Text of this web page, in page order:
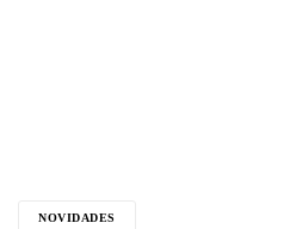
NOVIDADES